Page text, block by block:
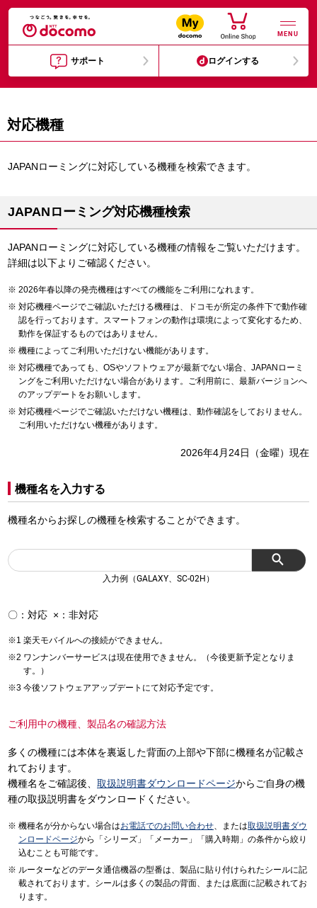
MENU
サポート ログインする
対応機種
JAPANローミングに対応している機種を検索できます。
JAPANローミング対応機種検索
JAPANローミングに対応している機種の情報をご覧いただけます。
詳細は以下よりご確認ください。
2026年春以降の発売機種はすべての機能をご利用になれます。
対応機種ページでご確認いただける機種は、ドコモが所定の条件下で動作確
認を行っております。スマートフォンの動作は環境によって変化するため、
動作を保証するものではありません。
機種によってご利用いただけない機能があります。
対応機種であっても、OSやソフトウェアが最新でない場合、JAPANローミ
ングをご利用いただけない場合があります。ご利用前に、最新バージョンへ
のアップデートをお願いします。
対応機種ページでご確認いただけない機種は、動作確認をしておりません。
ご利用いただけない機種があります。
2026年4月24日（金曜）現在
機種名を入力する
機種名からお探しの機種を検索することができます。
入力例（GALAXY、SC-02H）
〇：対応 ×：非対応
楽天モバイルへの接続ができません。
ワンナンバーサービスは現在使用できません。（今後更新予定となりま
す。）
今後ソフトウェアアップデートにて対応予定です。
ご利用中の機種、製品名の確認方法
多くの機種には本体を裏返した背面の上部や下部に機種名が記載さ
れております。
機種名をご確認後、 取扱説明書ダウンロードページからご自身の機
種の取扱説明書をダウンロードください。
機種名が分からない場合はお電話でのお問い合わせ、または取扱説明書ダウ
ンロードページから「シリーズ」「メーカー」「購入時期」の条件から絞り
込むことも可能です。
ルーターなどのデータ通信機器の型番は、製品に貼り付けられたシールに記
載されております。シールは多くの製品の背面、または底面に記載されてお
ります。